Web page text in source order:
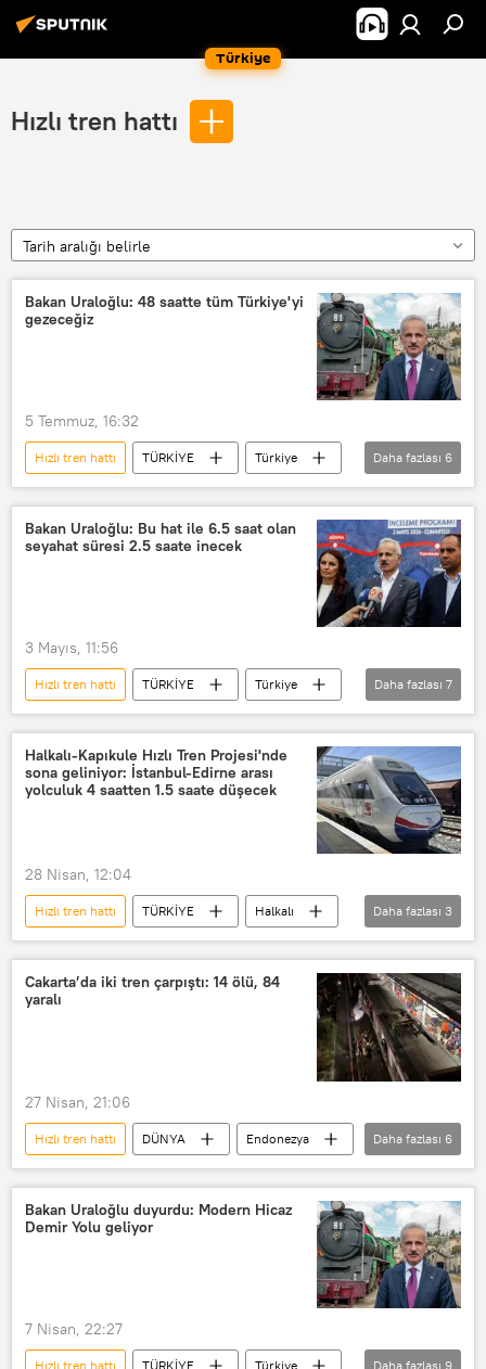
Türkiye
Hızlı tren hattı
Tarih aralığı belirle
Bakan Uraloğlu: 48 saatte tüm Türkiye'yi
gezeceğiz
5 Temmuz, 16:32
Hızlı tren hattı TÜRKİYE
Türkiye
hızlı tren
Yüksek Hızlı Tren (YHT)
Tren
Tren istasyonu
Ulaştırma Bakanlığı
Daha fazlası 6
Bakan Uraloğlu: Bu hat ile 6.5 saat olan
seyahat süresi 2.5 saate inecek
3 Mayıs, 11:56
Hızlı tren hattı TÜRKİYE
Türkiye
hızlı tren
Yüksek Hızlı Tren (YHT)
Mersin
Gaziantep
Tarsus
Abdulkadir Uraloğlu
Haberler
Daha fazlası 7
Halkalı-Kapıkule Hızlı Tren Projesi'nde
sona geliniyor: İstanbul-Edirne arası
yolculuk 4 saatten 1.5 saate düşecek
28 Nisan, 12:04
Hızlı tren hattı TÜRKİYE
Halkalı
Edirne
hızlı tren
Yüksek Hızlı Tren (YHT)
Daha fazlası 3
Cakarta’da iki tren çarpıştı: 14 ölü, 84
yaralı
27 Nisan, 21:06
Hızlı tren hattı DÜNYA
Endonezya
Tren
Tren istasyonu
Tren garı
Tren kazası
hızlı tren
Yüksek Hızlı Tren (YHT)
Daha fazlası 6
Bakan Uraloğlu duyurdu: Modern Hicaz
Demir Yolu geliyor
7 Nisan, 22:27
Hızlı tren hattı TÜRKİYE
Türkiye
Daha fazlası 9